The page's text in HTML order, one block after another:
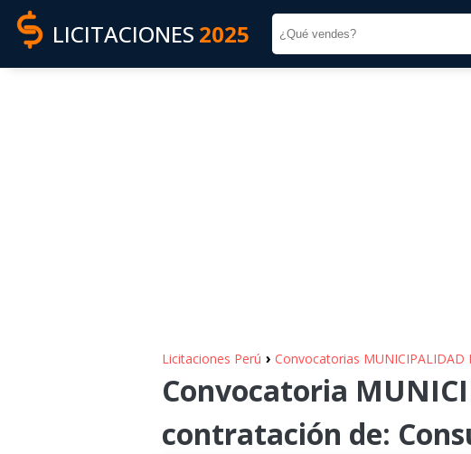
LICITACIONES 2025
Licitaciones Perú › Convocatorias MUNICIPALIDAD
Convocatoria
contratación de: